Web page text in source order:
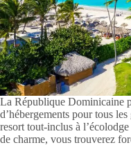
La République Dominicaine
d’hébergements pour tous
resort tout-inclus à
de charme, vous trouverez